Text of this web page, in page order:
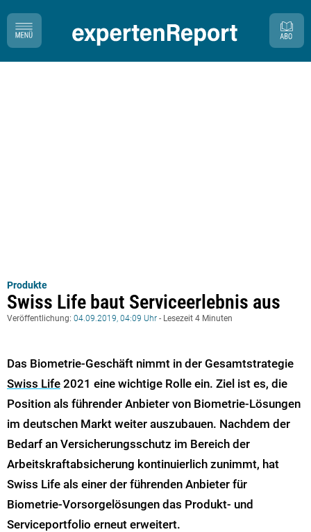
Produkte
Swiss Life baut Serviceerlebnis aus
Veröffentlichung: 04.09.2019, 04:09 Uhr - Lesezeit 4 Minuten
Das Biometrie-Geschäft nimmt in der Gesamtstrategie
Swiss Life 2021 eine wichtige Rolle ein. Ziel ist es, die
Position als führender Anbieter von Biometrie-Lösungen
im deutschen Markt weiter auszubauen. Nachdem der
Bedarf an Versicherungsschutz im Bereich der
Arbeitskraftabsicherung kontinuierlich zunimmt, hat
Swiss Life als einer der führenden Anbieter für
Biometrie-Vorsorgelösungen das Produkt- und
Serviceportfolio erneut erweitert.